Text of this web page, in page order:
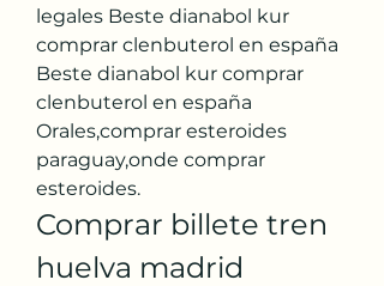
legales Beste dianabol kur
comprar clenbuterol en españa
Beste dianabol kur comprar
clenbuterol en españa
Orales,comprar esteroides
paraguay,onde comprar
esteroides.
Comprar billete tren
huelva madrid